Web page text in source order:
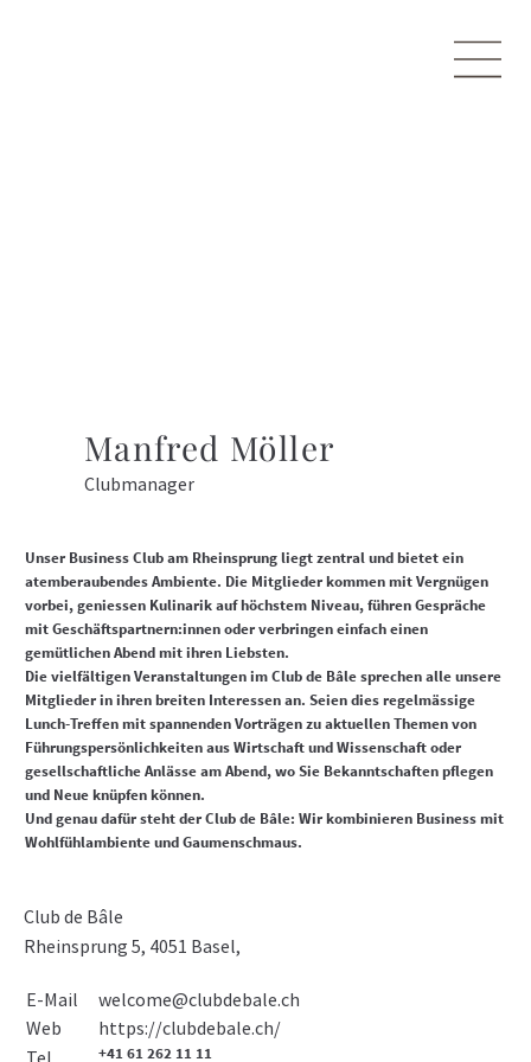
Manfred Möller
Clubmanager
Unser Business Club am Rheinsprung liegt zentral und bietet ein
atemberaubendes Ambiente. Die Mitglieder kommen mit Vergnügen
vorbei, geniessen Kulinarik auf höchstem Niveau, führen Gespräche
mit Geschäfts­partnern:innen oder verbringen einfach einen
gemütlichen Abend mit ihren Liebsten.
Die vielfältigen Veranstaltungen im Club de Bâle sprechen alle unsere
Mitglieder in ihren breiten Interessen an. Seien dies regelmässige
Lunch-Treffen mit spannenden Vorträgen zu aktuellen Themen von
Führungs­persönlichkeiten aus Wirtschaft und Wissenschaft oder
gesellschaftliche Anlässe am Abend, wo Sie Bekanntschaften pflegen
und Neue knüpfen können.
Und genau dafür steht der Club de Bâle: Wir kombinieren Business mit
Wohlfühlambiente und Gaumenschmaus.
Club de Bâle
Rheinsprung 5, 4051 Basel,
Tel.
E-Mail
Web
+41 61 262 11 11
welcome@clubdebale.ch
https://clubdebale.ch/